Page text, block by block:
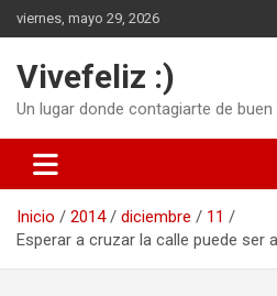
Saltar
al
viernes, mayo 29, 2026
Vivefeliz :)
Un lugar donde contagiarte de
Inicio 2014 diciembre
11
Esperar a cruzar la calle puede ser